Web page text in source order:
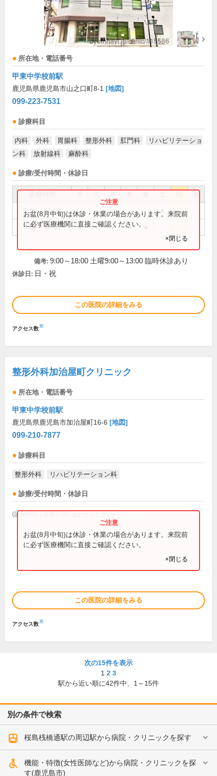
所在地・電話番号
甲東中学校前駅
鹿児島県鹿児島市山之口町8-1 [地図]
099-223-7531
診療科目
内科 外科 胃腸科 整形外科 肛門科
リハビリテーショ
ン科
放射線科 麻酔科
診療/受付時間・休診日
祝
9:00～13:00
9:00～18:00 ● ● ● ●
お盆(8月中旬)は休診・休業の場合があります。来院前
に必ず医療機関に直接ご確認ください。
×閉じる
備考: 9:00～18:00 土曜9:00～13:00 臨時休診あり
休診日: 日・祝
この医院の詳細をみる
アクセス数※
整形外科加治屋町クリニック
所在地・電話番号
甲東中学校前駅
鹿児島県鹿児島市加治屋町16-6 [地図]
099-210-7877
診療科目
整形外科 リハビリテーション科
診療/受付時間・休診日
(診療時間は直接お問い合わせください)
お盆(8月中旬)は休診・休業の場合があります。来院前
に必ず医療機関に直接ご確認ください。
×閉じる
この医院の詳細をみる
アクセス数※
次の15件を表示
1 2 3
駅から近い順に42件中、 1～15件
別の条件で検索
桜島桟橋通駅の周辺駅から病院・クリニックを探す
機能・特徴(女性医師など)から病院・クリニックを探
す(鹿児島市)